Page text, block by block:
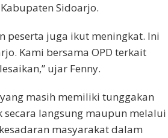
Sidoarjo.
peserta juga ikut meningkat. Ini
Kami bersama OPD terkait
ujar Fenny.
masih memiliki tunggakan
secara langsung maupun melalui
masyarakat dalam